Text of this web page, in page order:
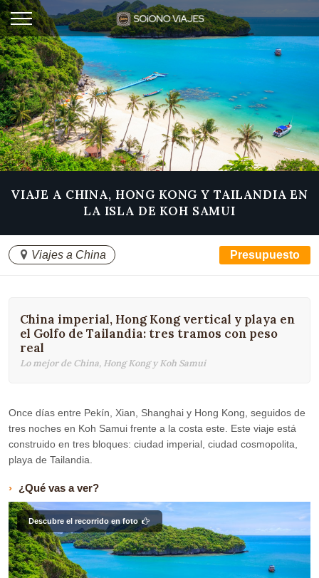
VIAJE A CHINA, HONG KONG Y TAILANDIA EN
LA ISLA DE KOH SAMUI
Viajes a China Presupuesto
China imperial, Hong Kong vertical y playa en
el Golfo de Tailandia: tres tramos con peso
real
Lo mejor de China, Hong Kong y Koh Samui
Once días entre Pekín, Xian, Shanghai y Hong Kong, seguidos de
tres noches en Koh Samui frente a la costa este. Este viaje está
construido en tres bloques: ciudad imperial, ciudad cosmopolita,
playa de Tailandia.
¿Qué vas a ver?
Descubre el recorrido en foto